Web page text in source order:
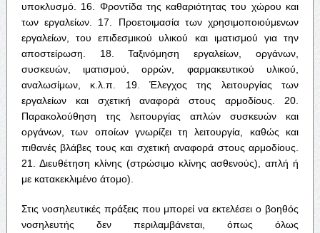
υποκλυσμό. 16. Φροντίδα της καθαριότητας του χώρου και
των εργαλείων. 17. Προετοιμασία των χρησιμοποιούμενων
εργαλείων, του επιδεσμικού υλικού και ιματισμού για την
αποστείρωση. 18. Ταξινόμηση εργαλείων, οργάνων,
συσκευών, ιματισμού, ορρών, φαρμακευτικού υλικού,
αναλωσίμων, κ.λ.π. 19. Έλεγχος της λειτουργίας των
εργαλείων και σχετική αναφορά στους αρμοδίους. 20.
Παρακολούθηση της λειτουργίας απλών συσκευών και
οργάνων, των οποίων γνωρίζει τη λειτουργία, καθώς και
πιθανές βλάβες τους και σχετική αναφορά στους αρμοδίους.
21. Διευθέτηση κλίνης (στρώσιμο κλίνης ασθενούς), απλή ή
με κατακεκλιμένο άτομο).
Στις νοσηλευτικές πράξεις που μπορεί να εκτελέσει ο βοηθός
νοσηλευτής δεν περιλαμβάνεται, όπως όλως